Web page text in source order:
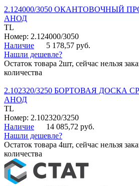
2.124000/3050 ОКАНТОВОЧНЫЙ
АНОД
TL
Номер: 2.124000/3050
Наличие
5 178,57 руб.
Нашли дешевле?
Остаток товара 2шт, сейчас нельзя
количества
2.102320/3250 БОРТОВАЯ ДОСКА
АНОД
TL
Номер: 2.102320/3250
Наличие
14 085,72 руб.
Нашли дешевле?
Остаток товара 4шт, сейчас нельзя
количества